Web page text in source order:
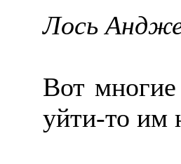
Лось
Вот
уйти-то им